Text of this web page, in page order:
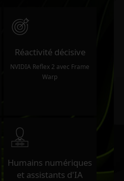
Réactivité décisive
NVIDIA Reflex 2 avec Frame
Warp
Humains numériques
et assistants d'IA